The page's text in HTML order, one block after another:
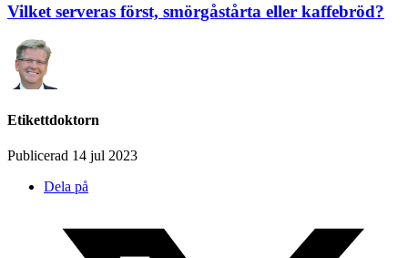
Vilket serveras först, smörgåstårta eller kaffebröd?
Etikettdoktorn
Publicerad 14 jul 2023
Dela på